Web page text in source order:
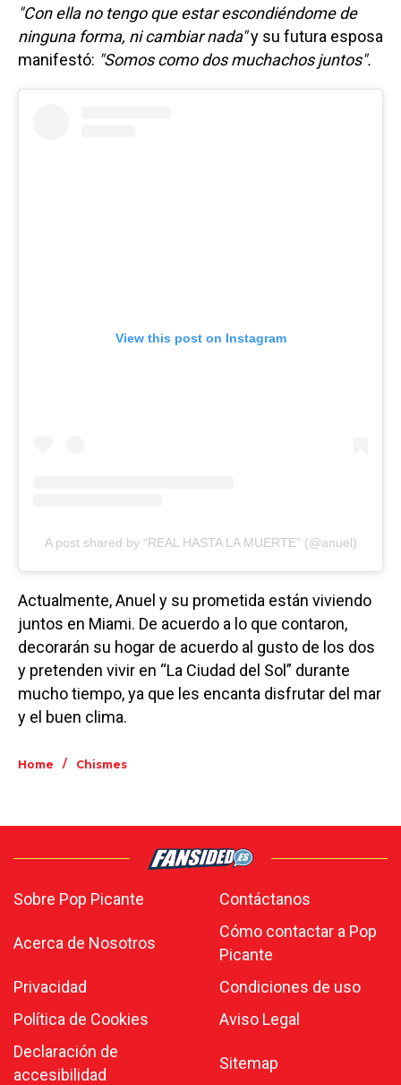
"Con ella no tengo que estar escondiéndome de
ninguna forma, ni cambiar nada"y su futura esposa
manifestó: "Somos como dos muchachos juntos".
View this post on Instagram
A post shared by “REAL HASTA LA MUERTE” (@anuel)
Actualmente, Anuel y su prometida están viviendo
juntos en Miami. De acuerdo a lo que contaron,
decorarán su hogar de acuerdo al gusto de los dos
y pretenden vivir en “La Ciudad del Sol” durante
mucho tiempo, ya que les encanta disfrutar del mar
y el buen clima.
Home / Chismes
Sobre Pop Picante Contáctanos
Acerca de Nosotros
Cómo contactar a Pop
Picante
Privacidad
Condiciones de uso
Política de Cookies
Aviso Legal
Declaración de
accesibilidad
Sitemap